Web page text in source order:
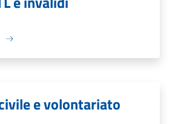
e volontariato